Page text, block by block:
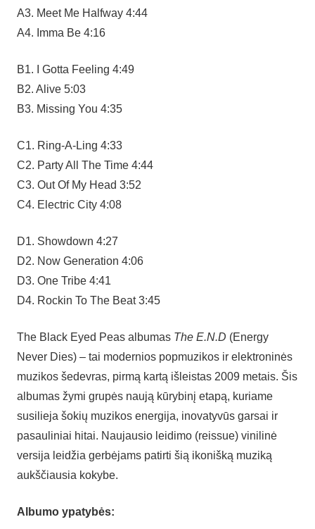
A3. Meet Me Halfway 4:44
A4. Imma Be 4:16
B1. I Gotta Feeling 4:49
B2. Alive 5:03
B3. Missing You 4:35
C1. Ring-A-Ling 4:33
C2. Party All The Time 4:44
C3. Out Of My Head 3:52
C4. Electric City 4:08
D1. Showdown 4:27
D2. Now Generation 4:06
D3. One Tribe 4:41
D4. Rockin To The Beat 3:45
The Black Eyed Peas albumas The E.N.D (Energy
Never Dies) – tai modernios popmuzikos ir elektroninės
muzikos šedevras, pirmą kartą išleistas 2009 metais. Šis
albumas žymi grupės naują kūrybinį etapą, kuriame
susilieja šokių muzikos energija, inovatyvūs garsai ir
pasauliniai hitai. Naujausio leidimo (reissue) vinilinė
versija leidžia gerbėjams patirti šią ikonišką muziką
aukščiausia kokybe.
Albumo ypatybės: